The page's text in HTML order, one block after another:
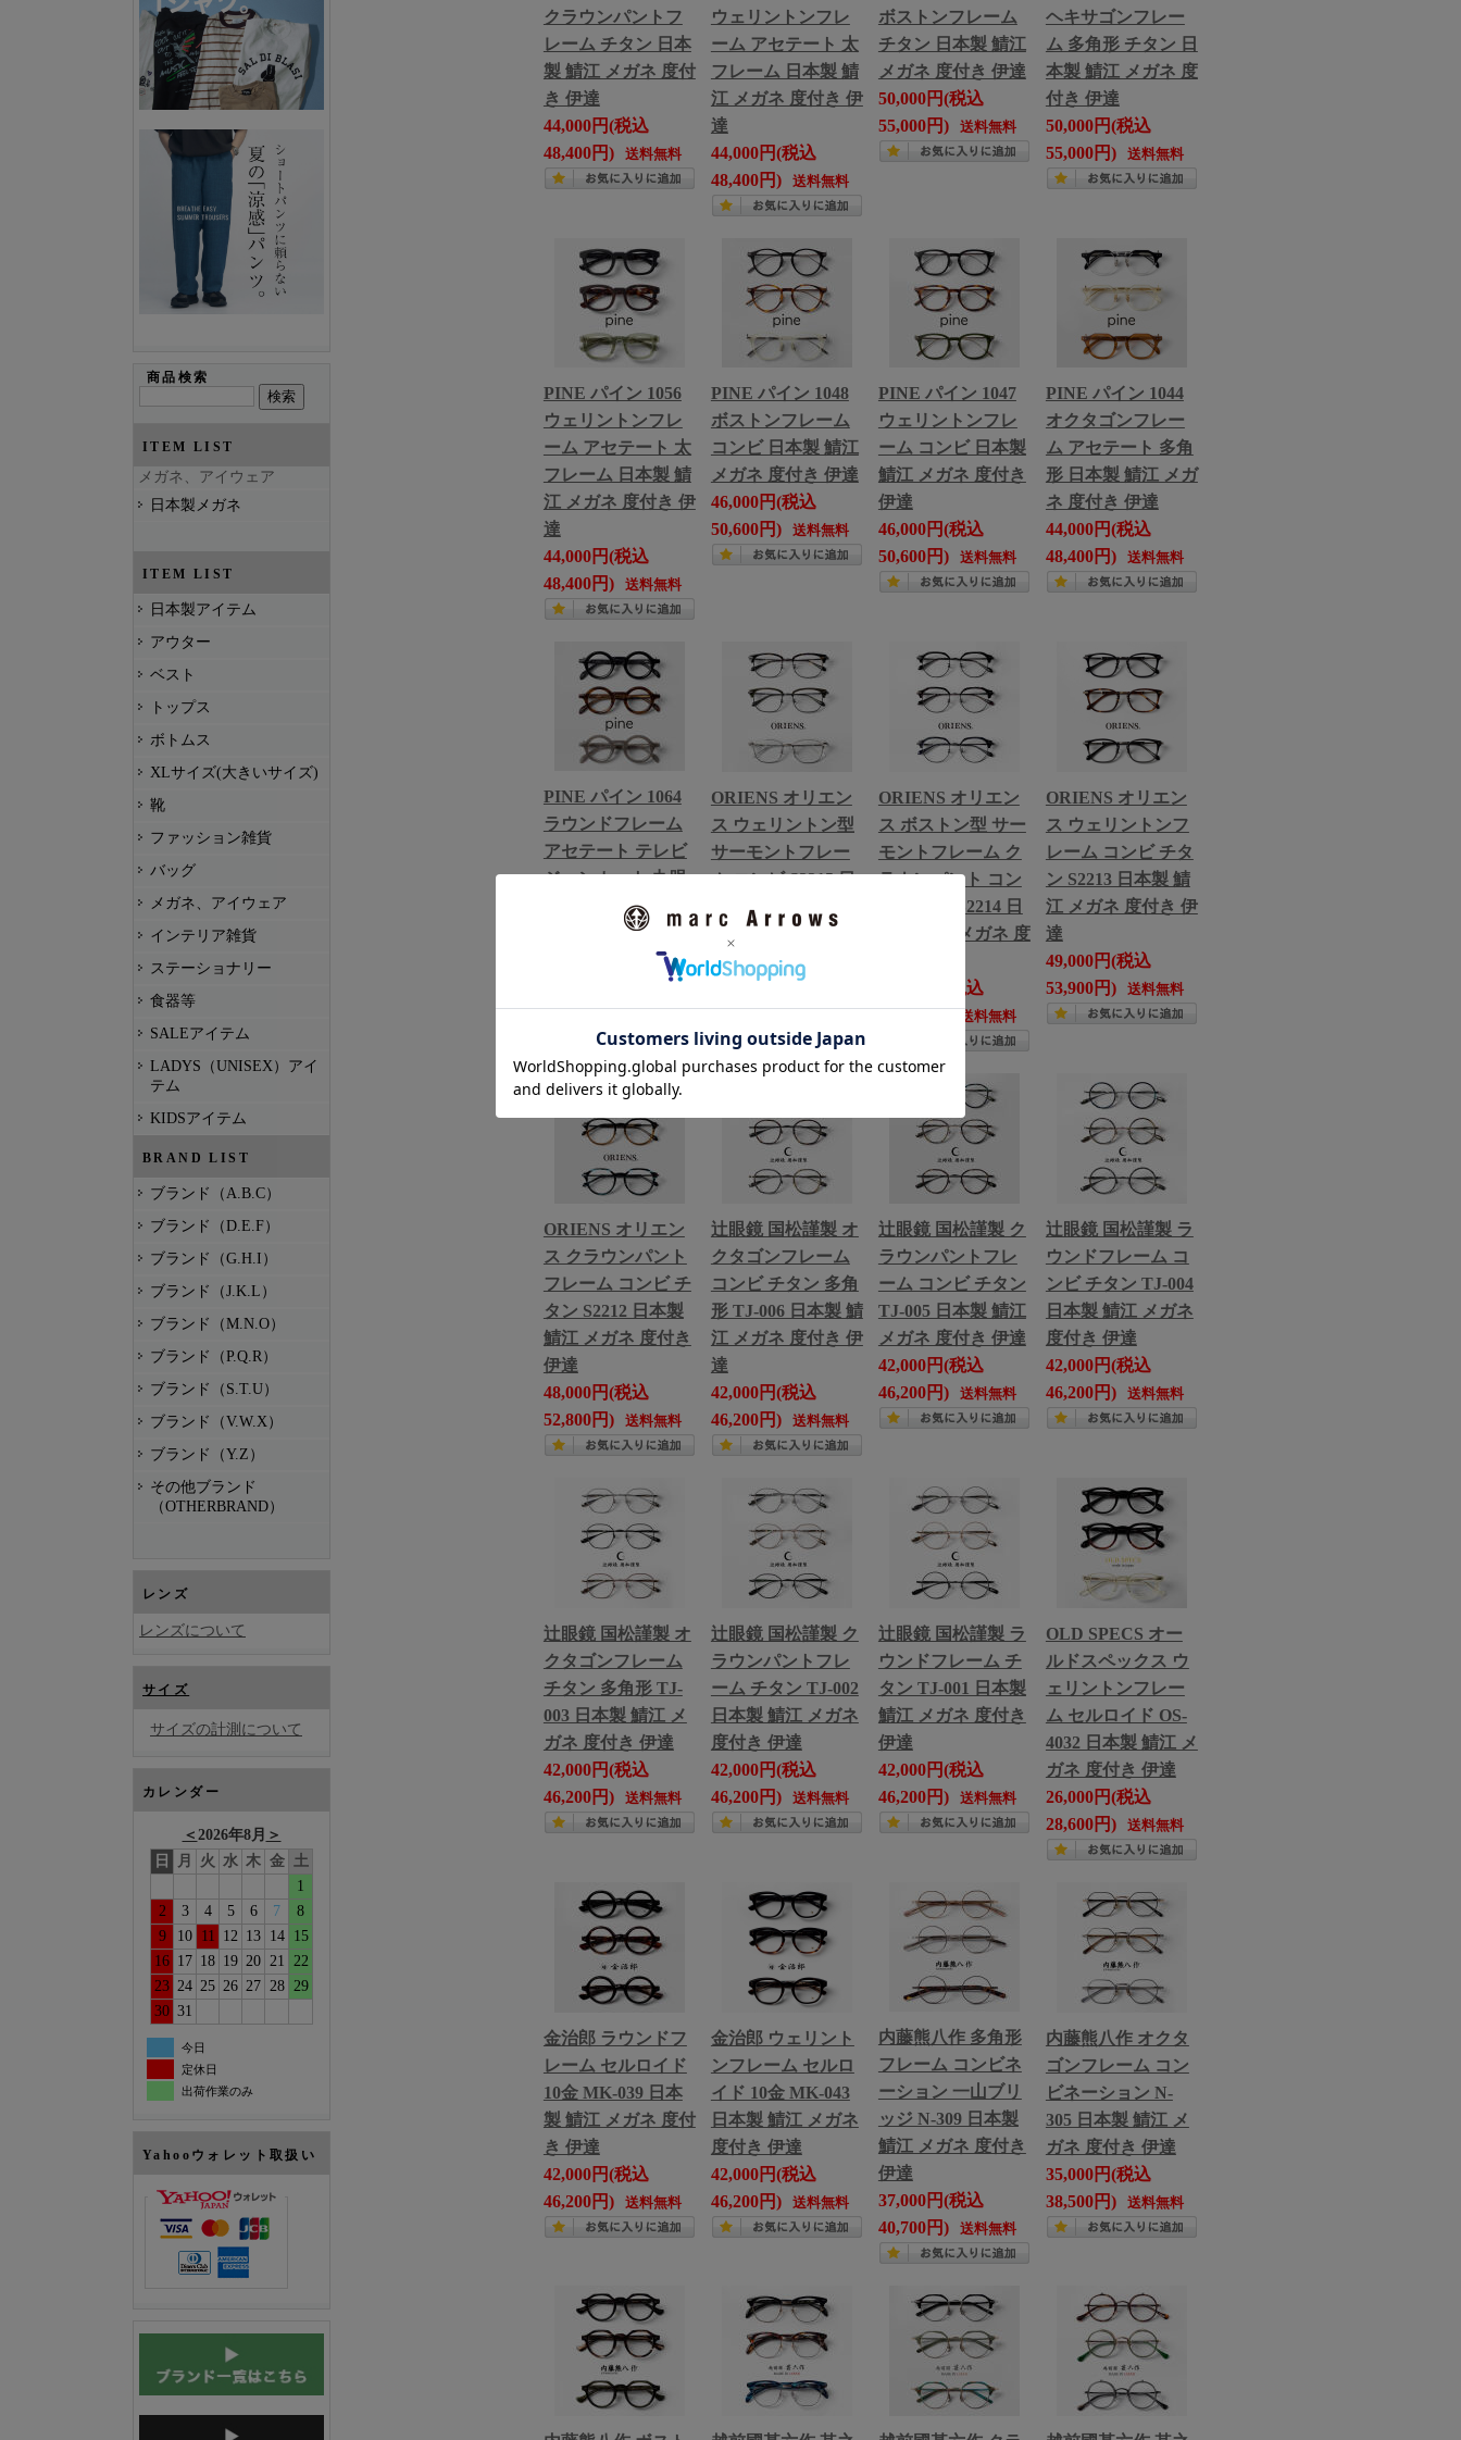
商品検索
ITEM LIST
メガネ、アイウェア
日本製メガネ
ITEM LIST
日本製アイテム
アウター
ベスト
トップス
ボトムス
XLサイズ(大きいサイズ)
靴
ファッション雑貨
バッグ
メガネ、アイウェア
インテリア雑貨
ステーショナリー
食器等
SALEアイテム
LADYS（UNISEX）アイ
テム
KIDSアイテム
BRAND LIST
ブランド（A.B.C）
ブランド（D.E.F）
ブランド（G.H.I）
ブランド（J.K.L）
ブランド（M.N.O）
ブランド（P.Q.R）
ブランド（S.T.U）
ブランド（V.W.X）
ブランド（Y.Z）
その他ブランド
（OTHERBRAND）
レンズ
レンズについて
サイズ
サイズの計測について
カレンダー
＜ 2026年8月 ＞
日
月 火 水 木 金 土
1
2
3 4 5 6 7
8
9
10 11 12 13 14
15
16 17 18 19 20 21 22
23 24 25 26 27 28 29
30 31
今日
定休日
出荷作業のみ
Yahooウォレット取扱い
クラウンパントフ
レーム チタン 日本
製 鯖江 メガネ 度付
き 伊達
44,000円(税込
48,400円)
送料無料
ウェリントンフレ
ーム アセテート 太
フレーム 日本製 鯖
江 メガネ 度付き 伊
達
44,000円(税込
48,400円)
送料無料
ボストンフレーム
チタン 日本製 鯖江
メガネ 度付き 伊達
50,000円(税込
55,000円)
送料無料
ヘキサゴンフレー
ム 多角形 チタン 日
本製 鯖江 メガネ 度
付き 伊達
50,000円(税込
55,000円)
送料無料
PINE パイン 1056
ウェリントンフレ
ーム アセテート 太
フレーム 日本製 鯖
江 メガネ 度付き 伊
達
44,000円(税込
48,400円)
送料無料
PINE パイン 1048
ボストンフレーム
コンビ 日本製 鯖江
メガネ 度付き 伊達
46,000円(税込
50,600円)
送料無料
PINE パイン 1047
ウェリントンフレ
ーム コンビ 日本製
鯖江 メガネ 度付き
伊達
46,000円(税込
50,600円)
送料無料
PINE パイン 1044
オクタゴンフレー
ム アセテート 多角
形 日本製 鯖江 メガ
ネ 度付き 伊達
44,000円(税込
48,400円)
送料無料
PINE パイン 1064
ラウンドフレーム
アセテート テレビ
ジョンカット 丸眼
鏡 日本製 鯖江 メガ
ネ 度付き 伊達
ORIENS オリエン
ス ウェリントン型
サーモントフレー
ム コンビ S2215 日
本製 鯖江 メガネ 度
49,000円(税込
ORIENS オリエン
ス ボストン型 サー
モントフレーム ク
ラウンパント コン
ビ チタン S2214 日
本製 鯖江 メガネ 度
49,000円(税込
53,900円)
送料無料
ORIENS オリエン
ス ウェリントンフ
レーム コンビ チタ
ン S2213 日本製 鯖
江 メガネ 度付き 伊
達
49,000円(税込
53,900円)
送料無料
ORIENS オリエン
ス クラウンパント
フレーム コンビ チ
タン S2212 日本製
鯖江 メガネ 度付き
伊達
48,000円(税込
52,800円)
送料無料
辻眼鏡 国松謹製 オ
クタゴンフレーム
コンビ チタン 多角
形 TJ-006 日本製 鯖
江 メガネ 度付き 伊
達
42,000円(税込
46,200円)
送料無料
辻眼鏡 国松謹製 ク
ラウンパントフレ
ーム コンビ チタン
TJ-005 日本製 鯖江
メガネ 度付き 伊達
42,000円(税込
46,200円)
送料無料
辻眼鏡 国松謹製 ラ
ウンドフレーム コ
ンビ チタン TJ-004
日本製 鯖江 メガネ
度付き 伊達
42,000円(税込
46,200円)
送料無料
辻眼鏡 国松謹製 オ
クタゴンフレーム
チタン 多角形 TJ-
003 日本製 鯖江 メ
ガネ 度付き 伊達
42,000円(税込
46,200円)
送料無料
辻眼鏡 国松謹製 ク
ラウンパントフレ
ーム チタン TJ-002
日本製 鯖江 メガネ
度付き 伊達
42,000円(税込
46,200円)
送料無料
辻眼鏡 国松謹製 ラ
ウンドフレーム チ
タン TJ-001 日本製
鯖江 メガネ 度付き
伊達
42,000円(税込
46,200円)
送料無料
OLD SPECS オー
ルドスペックス ウ
ェリントンフレー
ム セルロイド OS-
4032 日本製 鯖江 メ
ガネ 度付き 伊達
26,000円(税込
28,600円)
送料無料
金治郎 ラウンドフ
レーム セルロイド
10金 MK-039 日本
製 鯖江 メガネ 度付
き 伊達
42,000円(税込
46,200円)
送料無料
金治郎 ウェリント
ンフレーム セルロ
イド 10金 MK-043
日本製 鯖江 メガネ
度付き 伊達
42,000円(税込
46,200円)
送料無料
内藤熊八作 多角形
フレーム コンビネ
ーション 一山ブリ
ッジ N-309 日本製
鯖江 メガネ 度付き
伊達
37,000円(税込
40,700円)
送料無料
内藤熊八作 オクタ
ゴンフレーム コン
ビネーション N-
305 日本製 鯖江 メ
ガネ 度付き 伊達
35,000円(税込
38,500円)
送料無料